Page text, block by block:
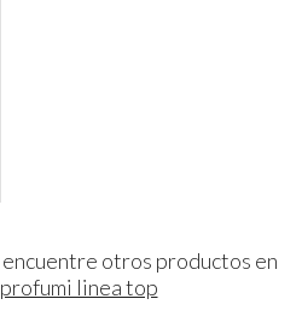
encuentre otros productos en
profumi linea top